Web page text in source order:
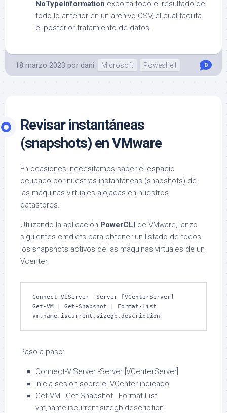
NoTypeInformation exporta todo el resultado de
todo lo anterior en un archivo CSV, el cual facilita
el posterior tratamiento de datos.
18 marzo 2023 por dani Microsoft Poweshell 0
Revisar instantáneas
(snapshots) en VMware
En ocasiones, necesitamos saber el espacio
ocupado por nuestras instantáneas (snapshots) de
las máquinas virtuales alojadas en nuestros
datastores.
Utilizando la aplicación PowerCLI de VMware, lanzo
siguientes cmdlets para obtener un listado de todos
los snapshots activos de las máquinas virtuales de un
Vcenter.
Connect-VIServer -Server [VCenterServer]
Get-VM | Get-Snapshot | Format-List
vm,name,iscurrent,sizegb,description
Paso a paso:
Connect-VIServer -Server [VCenterServer]
inicia sesión sobre el VCenter indicado
Get-VM | Get-Snapshot | Format-List
vm,name,iscurrent,sizegb,description